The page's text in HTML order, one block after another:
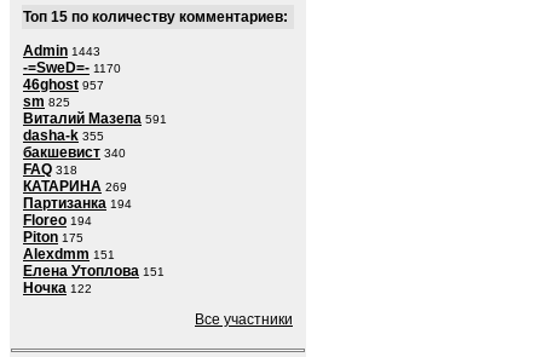
Топ 15 по количеству комментариев:
Admin 1443
-=SweD=- 1170
46ghost 957
sm 825
Виталий Мазепа 591
dasha-k 355
бакшевист 340
FAQ 318
КАТАРИНА 269
Партизанка 194
Floreo 194
Piton 175
Alexdmm 151
Елена Утоплова 151
Ночка 122
Все участники